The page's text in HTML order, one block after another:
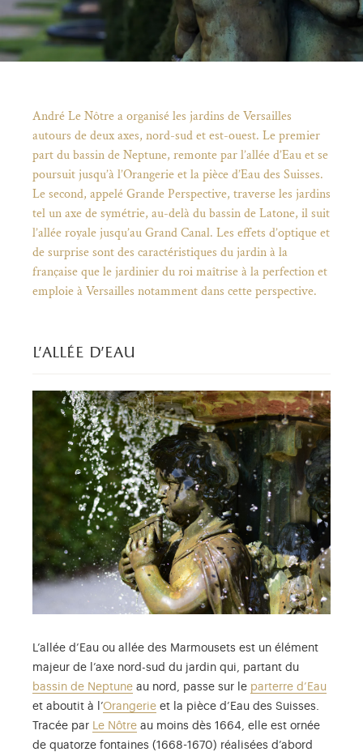
onglet)
nouvel onglet)
fenêtre modale)
de l'application (ouverture dans un nouvel onglet)
André Le Nôtre a organisé les jardins de Versailles
autours de deux axes, nord-sud et est-ouest. Le premier
part du bassin de Neptune, remonte par l’allée d’Eau et se
poursuit jusqu’à l’Orangerie et la pièce d’Eau des Suisses.
Le second, appelé Grande Perspective, traverse les jardins
tel un axe de symétrie, au-delà du bassin de Latone, il suit
l’allée royale jusqu’au Grand Canal. Les effets d’optique et
de surprise sont des caractéristiques du jardin à la
française que le jardinier du roi maîtrise à la perfection et
emploie à Versailles notamment dans cette perspective.
l’allée d’eau
L’allée d’Eau ou allée des Marmousets est un élément
majeur de l’axe nord-sud du jardin qui, partant du
bassin de Neptune au nord, passe sur le parterre d’Eau
et aboutit à l’Orangerie et la pièce d’Eau des Suisses.
Tracée par Le Nôtre au moins dès 1664, elle est ornée
de quatorze fontaines (1668-1670) réalisées d’abord